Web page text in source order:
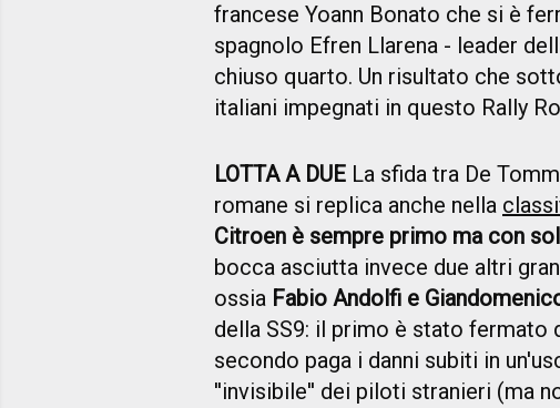
francese Yoann Bonato che si è
spagnolo Efren Llarena - leader
chiuso quarto. Un risultato che
italiani impegnati in questo Rally
LOTTA A DUE La sfida tra De
romane si replica anche nella
Citroen è sempre primo ma con
bocca asciutta invece due altri
ossia Fabio Andolfi e
della SS9: il primo è stato fermato
secondo paga i danni subiti in
''invisibile'' dei piloti stranieri (ma